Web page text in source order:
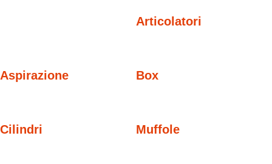
Articolatori
Aspirazione Box
Cilindri Muffole